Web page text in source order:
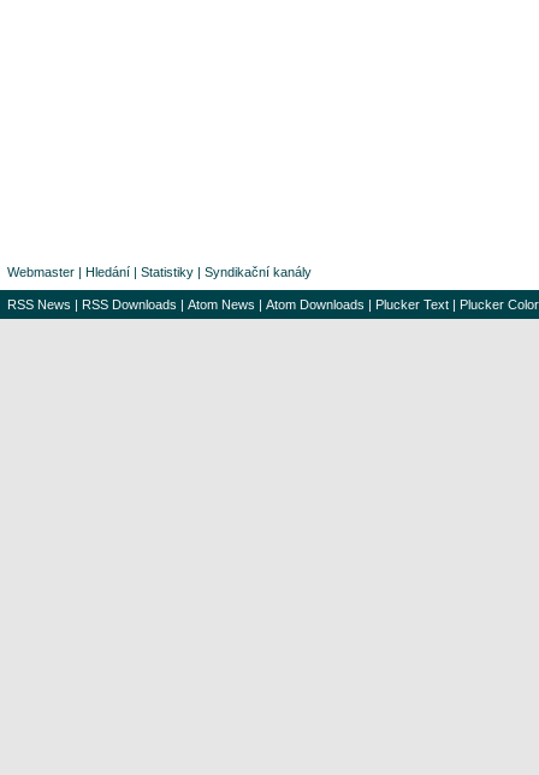
Webmaster | Hledání | Statistiky | Syndikační kanály
RSS News | RSS Downloads | Atom News | Atom Downloads | Plucker Text | Plucker Color